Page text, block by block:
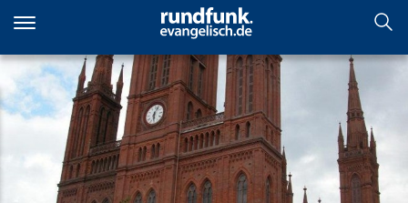
zum
Inhalt
ARD Adventsgottesdienst
am 28.11.2010